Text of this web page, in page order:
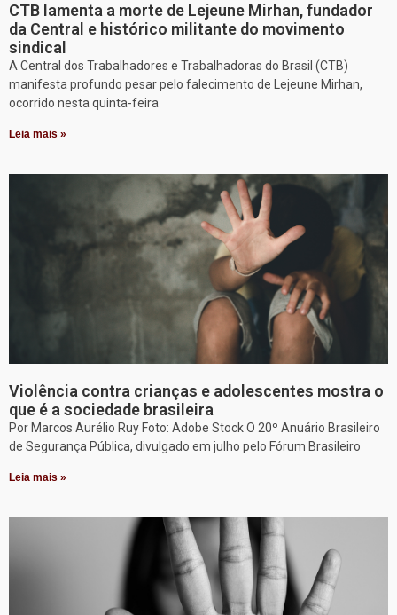
CTB lamenta a morte de Lejeune Mirhan, fundador
da Central e histórico militante do movimento
sindical
A Central dos Trabalhadores e Trabalhadoras do Brasil (CTB)
manifesta profundo pesar pelo falecimento de Lejeune Mirhan,
ocorrido nesta quinta-feira
Leia mais »
Violência contra crianças e adolescentes mostra o
que é a sociedade brasileira
Por Marcos Aurélio Ruy Foto: Adobe Stock O 20º Anuário Brasileiro
de Segurança Pública, divulgado em julho pelo Fórum Brasileiro
Leia mais »